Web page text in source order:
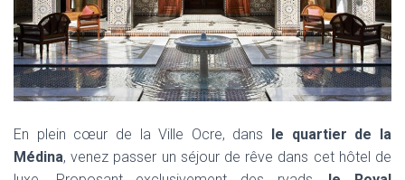
En plein cœur de la Ville Ocre, dans le quartier de la
Médina, venez passer un séjour de rêve dans cet hôtel de